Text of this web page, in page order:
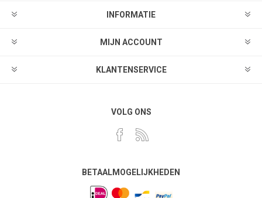
INFORMATIE
MIJN ACCOUNT
KLANTENSERVICE
VOLG ONS
BETAALMOGELIJKHEDEN